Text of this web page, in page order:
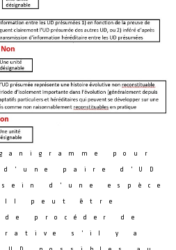
pour
paire d’UD
d’une espèce
Il peut être
procéder de
s’il y a